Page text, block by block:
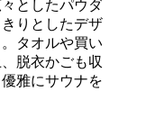
としたパウダ
りとしたデザ
タオルや買い
脱衣かごも収
雅にサウナを